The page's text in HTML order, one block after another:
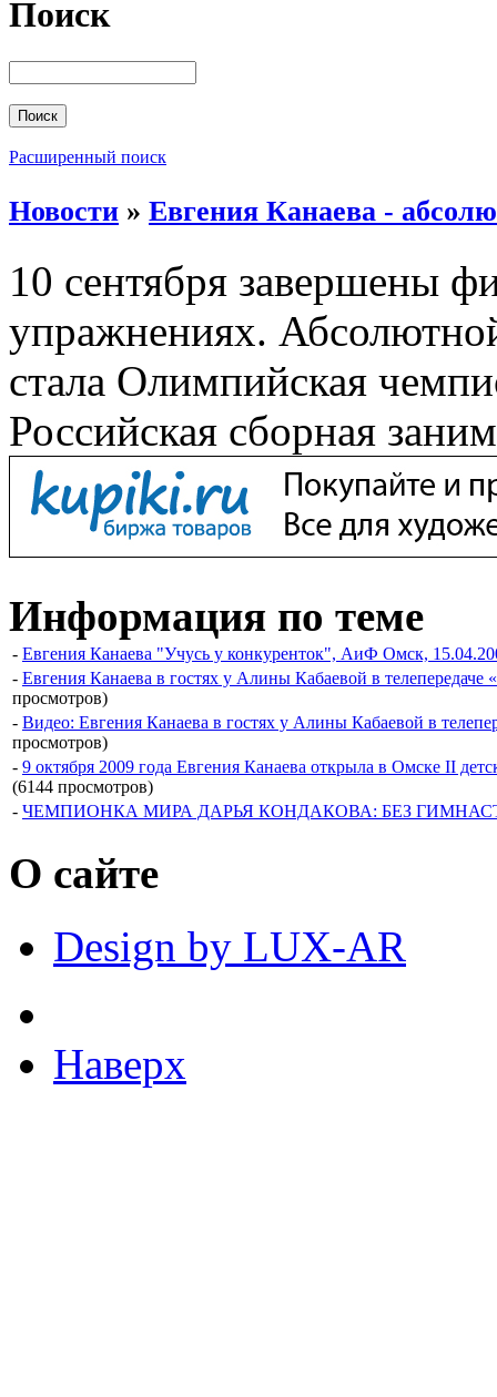
Поиск
Расширенный поиск
Новости » Евгения Канаева -
10 сентября завершены
упражнениях.
стала Олимпийская
Российская сборная
Информация по теме
- Евгения Канаева "Учусь у конкуренток", АиФ Омск,
- Евгения Канаева в гостях у Алины Кабаевой в
просмотров)
- Видео: Евгения Канаева в гостях у Алины Кабаевой в
просмотров)
- 9 октября 2009 года Евгения Канаева открыла в Омске II
(6144 просмотров)
- ЧЕМПИОНКА МИРА ДАРЬЯ КОНДАКОВА: БЕЗ
О сайте
Design by LUX-AR
Наверх